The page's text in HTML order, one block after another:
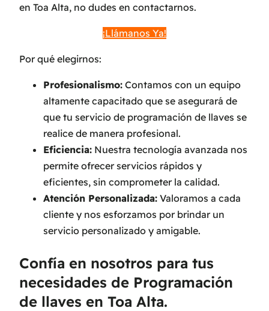
en Toa Alta, no dudes en contactarnos.
¡Llámanos Ya!
Por qué elegirnos:
Profesionalismo: Contamos con un equipo
altamente capacitado que se asegurará de
que tu servicio de programación de llaves se
realice de manera profesional.
Eficiencia: Nuestra tecnología avanzada nos
permite ofrecer servicios rápidos y
eficientes, sin comprometer la calidad.
Atención Personalizada: Valoramos a cada
cliente y nos esforzamos por brindar un
servicio personalizado y amigable.
Confía en nosotros para tus
necesidades de Programación
de llaves en Toa Alta.